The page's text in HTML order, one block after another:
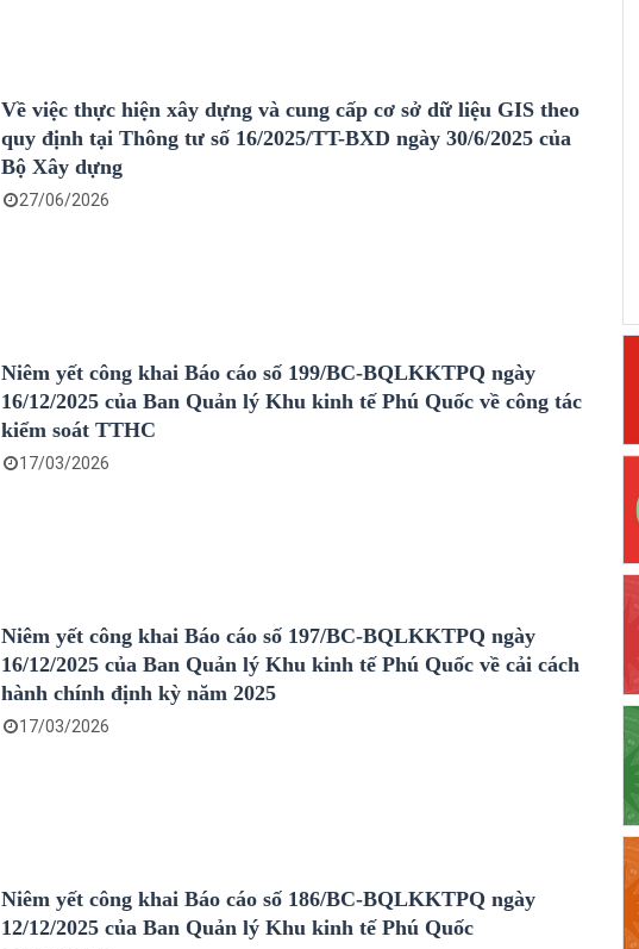
Về việc thực hiện xây dựng và cung cấp cơ sở dữ liệu GIS theo
quy định tại Thông tư số 16/2025/TT-BXD ngày 30/6/2025 của
Bộ Xây dựng
27/06/2026
Niêm yết công khai Báo cáo số 199/BC-BQLKKTPQ ngày
16/12/2025 của Ban Quản lý Khu kinh tế Phú Quốc về công tác
kiểm soát TTHC
17/03/2026
Niêm yết công khai Báo cáo số 197/BC-BQLKKTPQ ngày
16/12/2025 của Ban Quản lý Khu kinh tế Phú Quốc về cải cách
hành chính định kỳ năm 2025
17/03/2026
Niêm yết công khai Báo cáo số 186/BC-BQLKKTPQ ngày
12/12/2025 của Ban Quản lý Khu kinh tế Phú Quốc